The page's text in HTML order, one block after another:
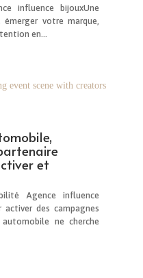
influence bijouxUne
votre marque,
en...
et
Agence influence
des campagnes
ne cherche